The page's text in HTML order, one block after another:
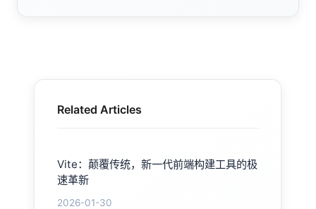
Related Articles
Vite：颠覆传统，新一代前端构建工具的极
速革新
2026-01-30